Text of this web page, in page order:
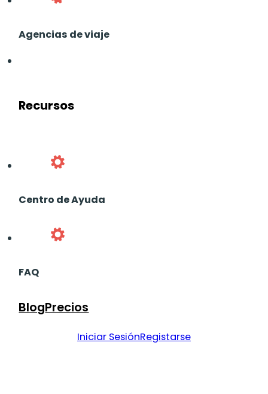
Agencias de viaje
Recursos
Centro de Ayuda
FAQ
BlogPrecios
Iniciar SesiónRegistarse